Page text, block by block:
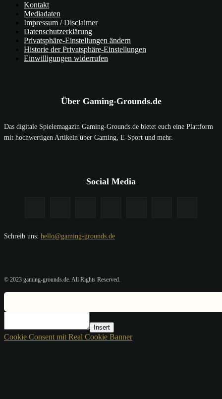
Kontakt
Mediadaten
Impressum / Disclaimer
Datenschutzerklärung
Privatsphäre-Einstellungen ändern
Historie der Privatsphäre-Einstellungen
Einwilligungen widerrufen
Über Gaming-Grounds.de
Das digitale Spielemagazin Gaming-Grounds.de bietet euch eine Plattform
mit hochwertigen Artikeln über Gaming, E-Sport und mehr.
Social Media
Schreib uns: hello@gaming-grounds.de
© 2023 gaming-grounds.de. All Rights Reserved.
Insert
Cookie Consent mit Real Cookie Banner